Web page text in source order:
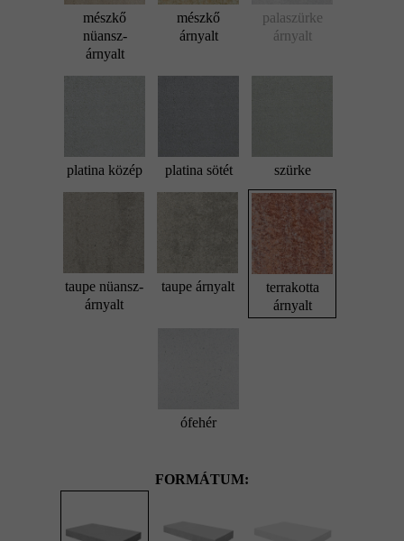
mészkő
nüansz-
árnyalt
mészkő
árnyalt
palaszürke
árnyalt
platina közép platina sötét szürke
taupe nüansz-
árnyalt
taupe árnyalt
terrakotta
árnyalt
ófehér
FORMÁTUM: